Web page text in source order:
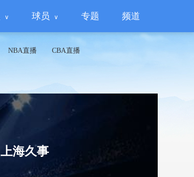
球员 专题 频道
NBA直播 CBA直播
上海久事